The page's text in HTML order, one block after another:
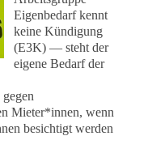
Eigenbedarf kennt
keine Kündigung
(E3K) — steht der
eigene Bedarf der
Mieter*innen, wenn
besichtigt werden